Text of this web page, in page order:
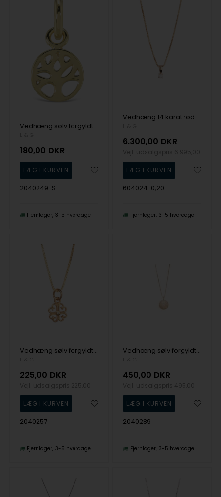
Vedhæng sølv forgyldt livets træ min med kæde, fra L&G
180,00 DKR
2040249-S
Fjernlager 3-5 hverdage
Vedhæng 14 karat rødguld 4 greb 0,20 W/SI m/sølvforgyldt kæde, fra L&G
6.300,00 DKR
604024-0,20
Fjernlager 3-5 hverdage
Vedhæng sølv forgyldt gennembrudt firkløver med kæde, fra L&G
225,00 DKR
2040257
Fjernlager 3-5 hverdage
Vedhæng sølv forgyldt hulkilet zirkonia med kæde, fra L&G
450,00 DKR
2040289
Fjernlager 3-5 hverdage